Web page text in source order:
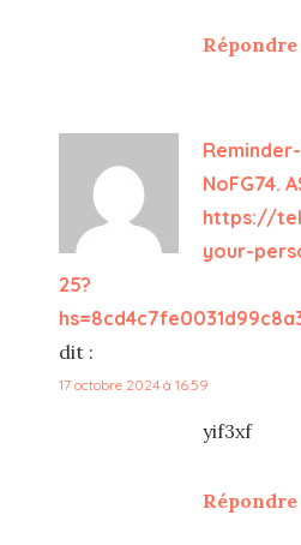
Répondre
NoFG74.
https://
your-
25?
dit :
17 octobre 2024 à 16:59
yif3xf
Répondre